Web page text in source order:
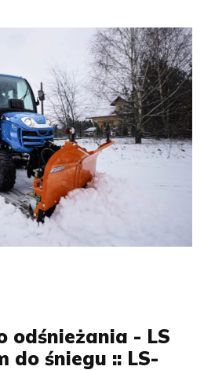
odśnieżania - LS
do śniegu :: LS-